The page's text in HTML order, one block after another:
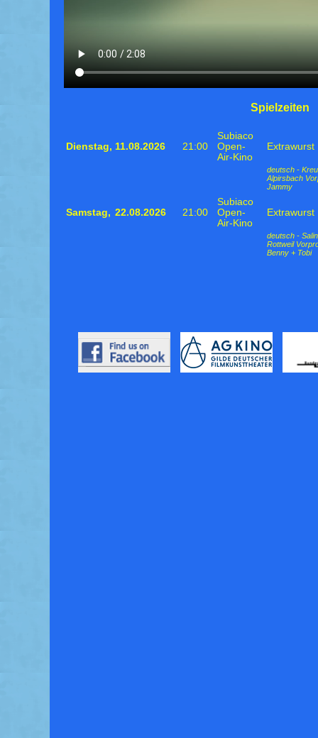
Spielzeiten
Dienstag, 11.08.2026 21:00
Subiaco
Open-
Air-Kino
Extrawurst
deutsch -
Alpirsbach
Jammy
Samstag, 22.08.2026 21:00
Subiaco
Open-
Air-Kino
Extrawurst
deutsch -
Rottweil
Benny + Tobi